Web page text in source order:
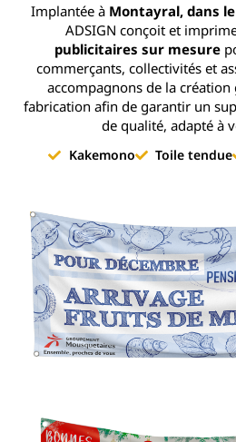
Implantée à Montayral, dans
ADSIGN conçoit et
publicitaires sur mesure
commerçants, collectivités et
accompagnons de la création
fabrication afin de garantir un
de qualité, adapté à
Kakemono Toile tendue